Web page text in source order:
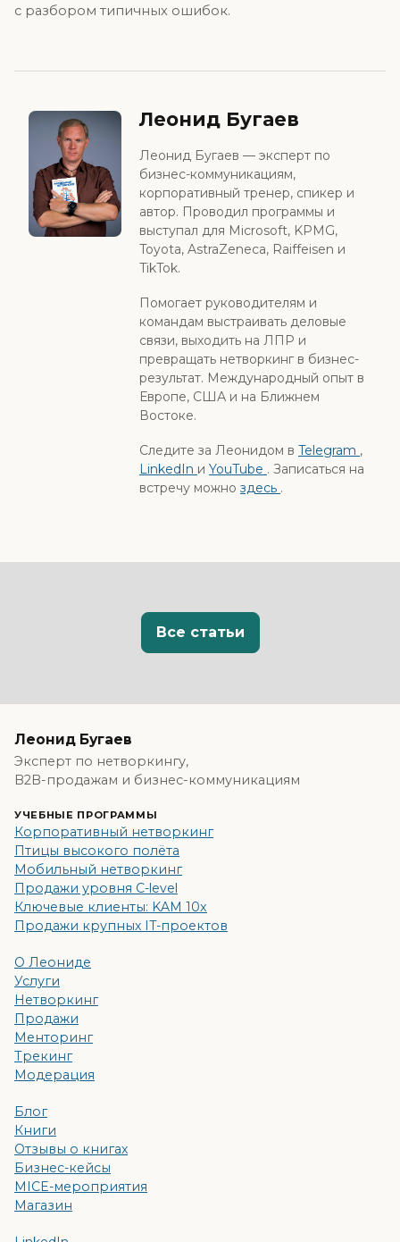
с разбором типичных ошибок.
Леонид Бугаев
Леонид Бугаев — эксперт по
бизнес-коммуникациям,
корпоративный тренер, спикер и
автор. Проводил программы и
выступал для Microsoft, KPMG,
Toyota, AstraZeneca, Raiffeisen и
TikTok.
Помогает руководителям и
командам выстраивать деловые
связи, выходить на ЛПР и
превращать нетворкинг в бизнес-
результат. Международный опыт в
Европе, США и на Ближнем
Востоке.
Следите за Леонидом в Telegram ,
LinkedIn и YouTube . Записаться на
встречу можно здесь .
Все статьи
Леонид Бугаев
Эксперт по нетворкингу,
B2B-продажам и бизнес-коммуникациям
УЧЕБНЫЕ ПРОГРАММЫ
Корпоративный нетворкинг
Птицы высокого полёта
Мобильный нетворкинг
Продажи уровня C-level
Ключевые клиенты: KAM 10x
Продажи крупных IT-проектов
О Леониде
Услуги
Нетворкинг
Продажи
Менторинг
Трекинг
Модерация
Блог
Книги
Отзывы о книгах
Бизнес-кейсы
MICE-мероприятия
Магазин